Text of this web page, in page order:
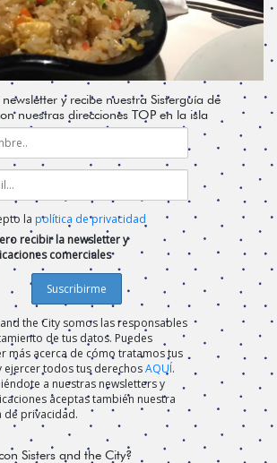
y recibe nuestra Sisterguía de
nuestras direcciones TOP en la isla
la política de privacidad
recibir la newsletter y
comerciales
the City somos las responsables
de tus datos. Puedes
más acerca de cómo tratamos tus
ejercer todos tus derechosAQUÍ.
a nuestras newsletters y
aceptas también nuestra
de privacidad.
Sisters and the City?